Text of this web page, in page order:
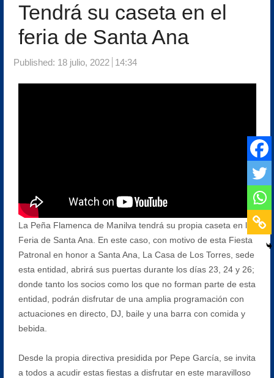
Tendrá su caseta en el
feria de Santa Ana
Published: 18 julio, 2022 14:34
La Peña Flamenca de Manilva tendrá su propia caseta en la
Feria de Santa Ana. En este caso, con motivo de esta Fiesta
Patronal en honor a Santa Ana, La Casa de Los Torres, sede
esta entidad, abrirá sus puertas durante los días 23, 24 y 26;
donde tanto los socios como los que no forman parte de esta
entidad, podrán disfrutar de una amplia programación con
actuaciones en directo, DJ, baile y una barra con comida y
bebida.
Desde la propia directiva presidida por Pepe García, se invita
a todos a acudir estas fiestas a disfrutar en este maravilloso